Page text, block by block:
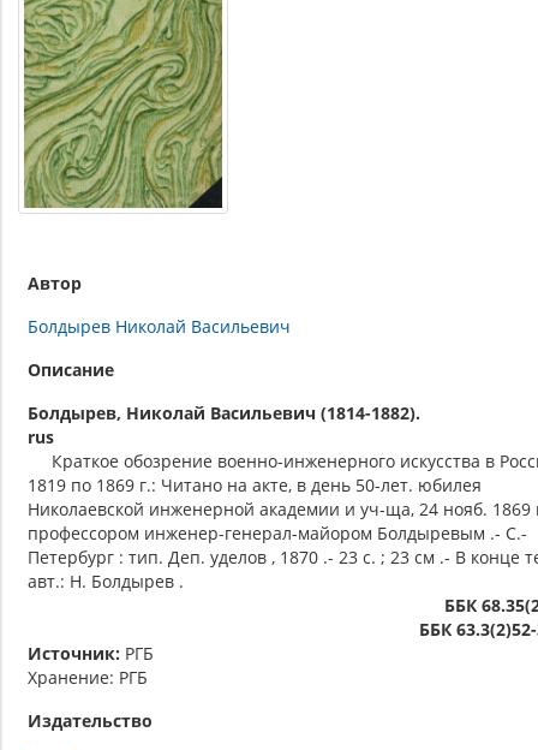
Автор
Болдырев Николай Васильевич
Описание
Болдырев, Николай Васильевич (1814-1882).
rus
Краткое обозрение военно-инженерного искусства в
1819 по 1869 г.: Читано на акте, в день 50-лет. юбилея
Николаевской инженерной академии и уч-ща, 24 нояб. 1869
профессором инженер-генерал-майором Болдыревым .- С.-
Петербург : тип. Деп. уделов , 1870 .- 23 с. ; 23 см .- В конце
авт.: Н. Болдырев .
ББК
ББК
Источник: РГБ
Хранение: РГБ
Издательство